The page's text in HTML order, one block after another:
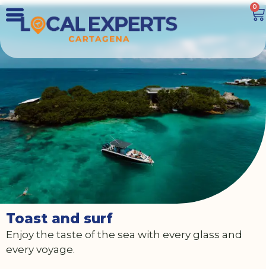
0
Toast and surf
Enjoy the taste of the sea with every glass and
every voyage.